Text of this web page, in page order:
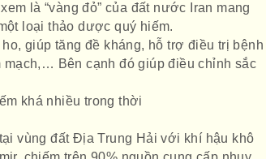
là “vàng đỏ” của đất nước Iran mang
loại thảo dược quý hiếm.
giúp tăng đề kháng, hỗ trợ điều trị bệnh
mạch,… Bên cạnh đó giúp điều chỉnh sắc
khá nhiều trong thời
vùng đất Địa Trung Hải với khí hậu khô